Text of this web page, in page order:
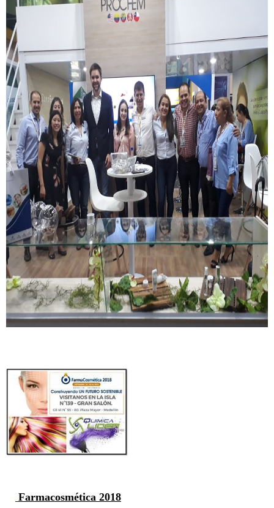
Farmacosmética​ 2018